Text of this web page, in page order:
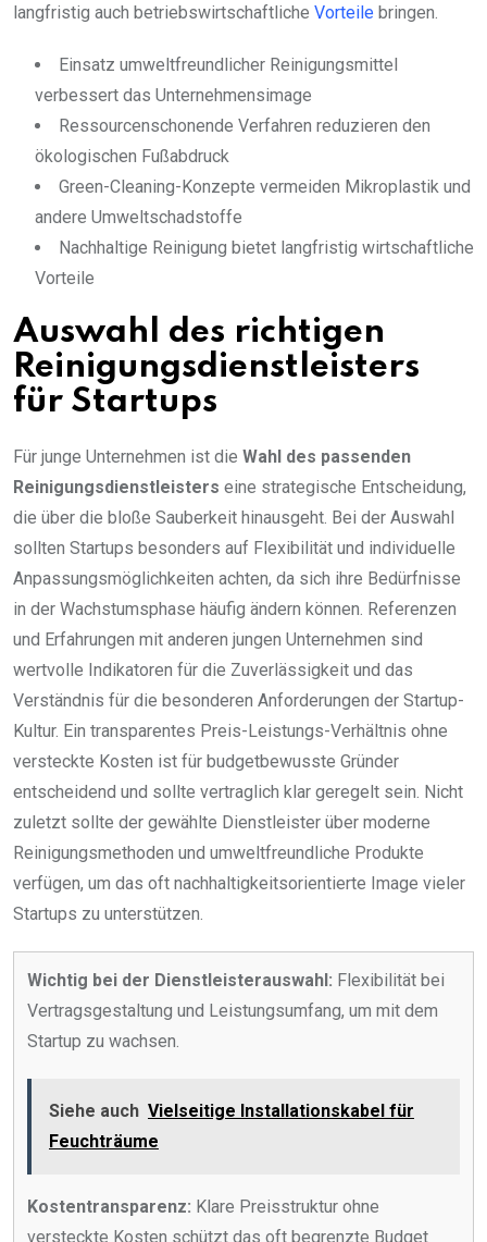
langfristig auch betriebswirtschaftliche Vorteile bringen.
Einsatz umweltfreundlicher Reinigungsmittel
verbessert das Unternehmensimage
Ressourcenschonende Verfahren reduzieren den
ökologischen Fußabdruck
Green-Cleaning-Konzepte vermeiden Mikroplastik und
andere Umweltschadstoffe
Nachhaltige Reinigung bietet langfristig wirtschaftliche
Vorteile
Auswahl des richtigen
Reinigungsdienstleisters
für Startups
Für junge Unternehmen ist die Wahl des passenden
Reinigungsdienstleisters eine strategische Entscheidung,
die über die bloße Sauberkeit hinausgeht. Bei der Auswahl
sollten Startups besonders auf Flexibilität und individuelle
Anpassungsmöglichkeiten achten, da sich ihre Bedürfnisse
in der Wachstumsphase häufig ändern können. Referenzen
und Erfahrungen mit anderen jungen Unternehmen sind
wertvolle Indikatoren für die Zuverlässigkeit und das
Verständnis für die besonderen Anforderungen der Startup-
Kultur. Ein transparentes Preis-Leistungs-Verhältnis ohne
versteckte Kosten ist für budgetbewusste Gründer
entscheidend und sollte vertraglich klar geregelt sein. Nicht
zuletzt sollte der gewählte Dienstleister über moderne
Reinigungsmethoden und umweltfreundliche Produkte
verfügen, um das oft nachhaltigkeitsorientierte Image vieler
Startups zu unterstützen.
Wichtig bei der Dienstleisterauswahl: Flexibilität bei
Vertragsgestaltung und Leistungsumfang, um mit dem
Startup zu wachsen.
Siehe auch Vielseitige Installationskabel für
Feuchträume
Kostentransparenz: Klare Preisstruktur ohne
versteckte Kosten schützt das oft begrenzte Budget